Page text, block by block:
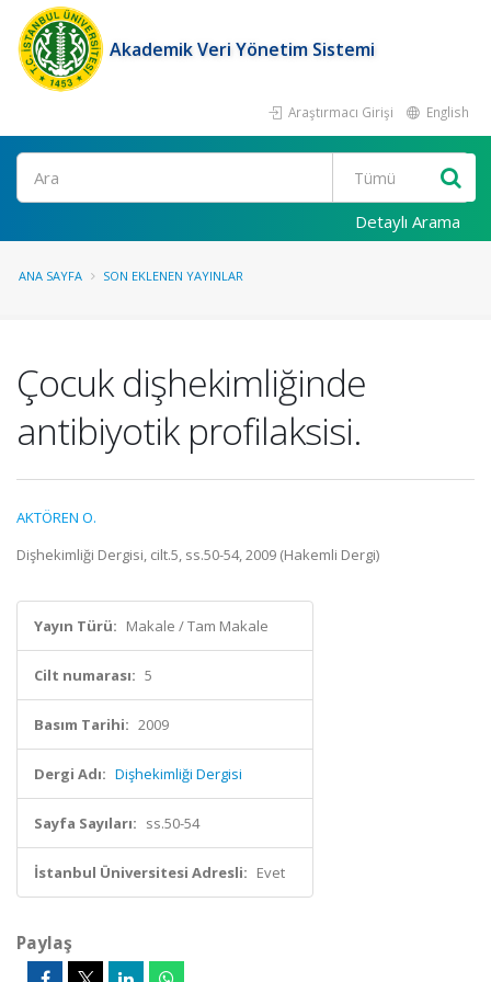
Akademik Veri Yönetim Sistemi
Araştırmacı Girişi English
Ara
Detaylı Arama
ANA SAYFA SON EKLENEN YAYINLAR
Çocuk dişhekimliğinde
antibiyotik profilaksisi.
AKTÖREN O.
Dişhekimliği Dergisi, cilt.5, ss.50-54, 2009 (Hakemli Dergi)
Yayın Türü: Makale / Tam Makale
Cilt numarası: 5
Basım Tarihi: 2009
Dergi Adı: Dişhekimliği Dergisi
Sayfa Sayıları: ss.50-54
İstanbul Üniversitesi Adresli: Evet
Paylaş